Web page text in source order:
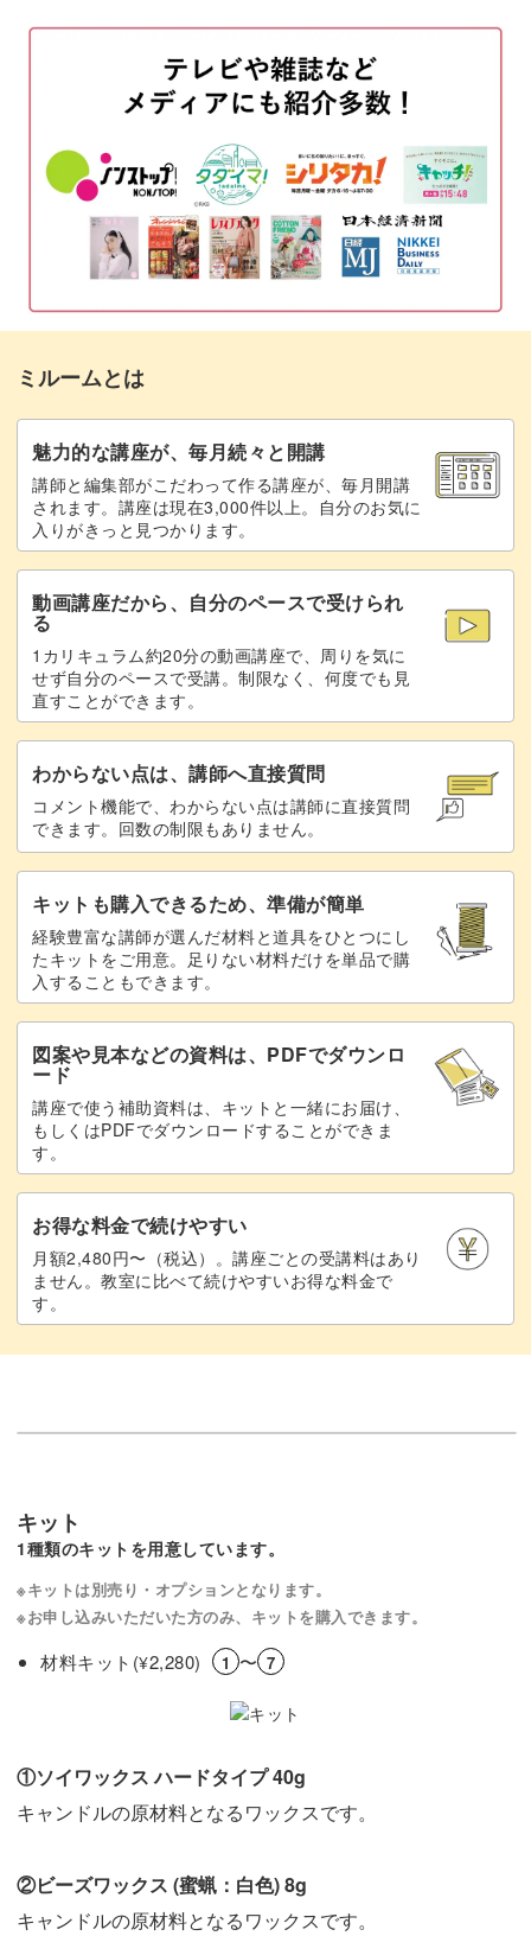
仕上がりを美しくするテクニック
を、わかりやすく説明します。
溶けないように2層目のろうを注ぐコツ、香りを強くした
い場合のポイントなど、初心者の方にもぜひマスターして
飾る場所もプレゼントする相手も選ばない、オシャレなア
イテムを作ってみませんか？
一層目のろうを着色する
一層目のろうを型に注ぐ
二層目のろうを着色して型に注ぐ 08:48
リボンを通して仕上げる
形が綺麗に仕上がらなかった場合の対処法
まとめ 14:36
ミルームとは
魅力的な講座が、毎月続々と開講
講師と編集部がこだわって作る講座が、毎月開講
されます。講座は現在3,000件以上。自分のお気に
入りがきっと見つかります。
動画講座だから、自分のペースで受けられ
る
1カリキュラム約20分の動画講座で、周りを気に
せず自分のペースで受講。制限なく、何度でも見
直すことができます。
わからない点は、講師へ直接質問
コメント機能で、わからない点は講師に直接質問
できます。回数の制限もありません。
キットも購入できるため、準備が簡単
経験豊富な講師が選んだ材料と道具をひとつにし
たキットをご用意。足りない材料だけを単品で購
入することもできます。
図案や見本などの資料は、PDFでダウンロ
ード
講座で使う補助資料は、キットと一緒にお届け、
もしくはPDFでダウンロードすることができま
す。
お得な料金で続けやすい
月額2,480円〜（税込）。講座ごとの受講料はあり
ません。教室に比べて続けやすいお得な料金で
す。
キット
1種類のキットを用意しています。
※キットは別売り・オプションとなります。
※お申し込みいただいた方のみ、キットを購入できます。
材料キット(¥2,280) 1 〜 7
①ソイワックス ハードタイプ 40g
キャンドルの原材料となるワックスです。
②ビーズワックス (蜜蝋：白色) 8g
キャンドルの原材料となるワックスです。